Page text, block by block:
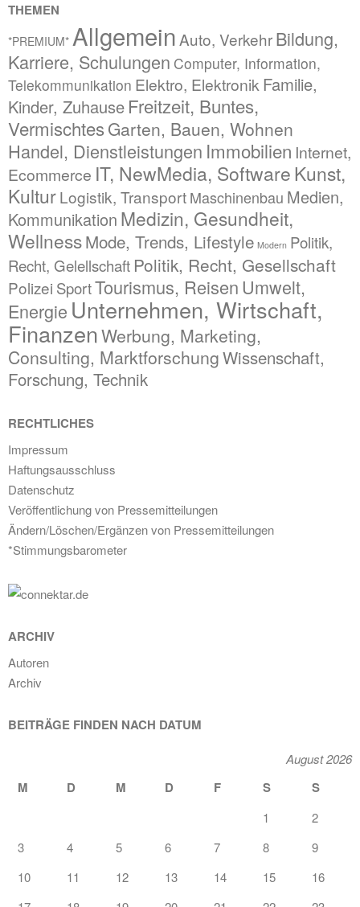
THEMEN
*PREMIUM* Allgemein Auto, VerkehrBildung,
Karriere, Schulungen Computer, Information,
Telekommunikation Elektro, Elektronik Familie,
Kinder, Zuhause Freitzeit, Buntes,
Vermischtes Garten, Bauen, Wohnen
Handel, Dienstleistungen Immobilien Internet,
Ecommerce IT, NewMedia, SoftwareKunst,
KulturLogistik, TransportMaschinenbau Medien,
Kommunikation Medizin, Gesundheit,
WellnessMode, Trends, Lifestyle Modern Politik,
Recht, Gelellschaft Politik, Recht, Gesellschaft
Polizei SportTourismus, Reisen Umwelt,
Energie Unternehmen, Wirtschaft,
FinanzenWerbung, Marketing,
Consulting, MarktforschungWissenschaft,
Forschung, Technik
RECHTLICHES
Impressum
Haftungsausschluss
Datenschutz
Veröffentlichung von Pressemitteilungen
Ändern/Löschen/Ergänzen von Pressemitteilungen
*Stimmungsbarometer
ARCHIV
Autoren
Archiv
BEITRÄGE FINDEN NACH DATUM
August 2026
M D M D F S S
1
2
3
4 5 6 7 8
9
10
11 12 13 14 15
16